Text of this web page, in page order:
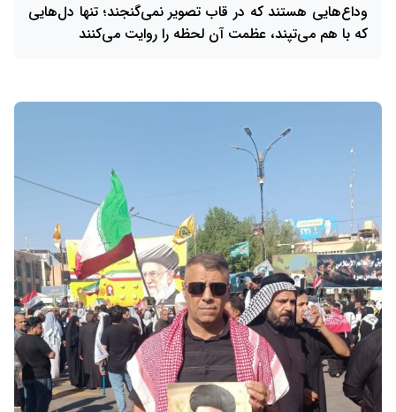
وداع‌هایی هستند که در قاب تصویر نمی‌گنجند؛ تنها دل‌هایی
که با هم می‌تپند، عظمت آن لحظه را روایت می‌کنند